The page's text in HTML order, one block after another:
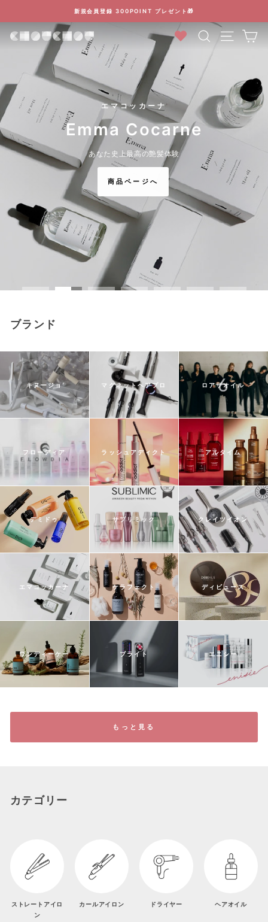
ン
ス
ッ
プ
ド
シ
ョ
ー
を
停
止
す
新規会員登録 300POINT プレゼント🎁
CHOUCHOU
シ
ュ
シ
｜
テ
ム
販
サ
イ
検索結果
カ
エマコッカーナ
Emma Cocarne
あなた史上最高の艶髪体験
商品ページへ
ブランド
キヌージョ マグネットヘアプロ ロアザオイル
フローディア ラッシュアディクト アルタイム
デミドゥ サブリミック クレイツイオン
エマコッカーナ ケラフェクト ディビュース
ワンディーケー ブライト エニシー
もっと見る
カテゴリー
ストレートアイロ
ン
カールアイロン ドライヤー ヘアオイル